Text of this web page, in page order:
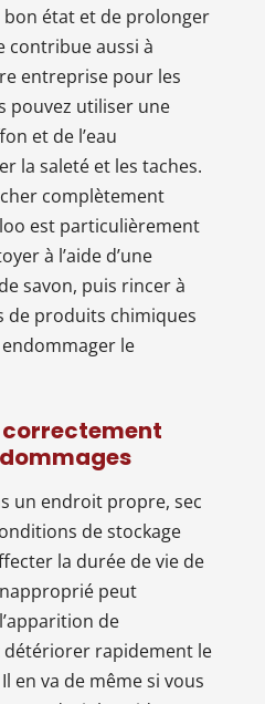
état et de prolonger
contribue aussi à
entreprise pour les
pouvez utiliser une
et de l’eau
la saleté et les taches.
complètement
est particulièrement
à l’aide d’une
savon, puis rincer à
de produits chimiques
le
correctement
un endroit propre, sec
de stockage
la durée de vie de
peut
de
détériorer rapidement le
en va de même si vous